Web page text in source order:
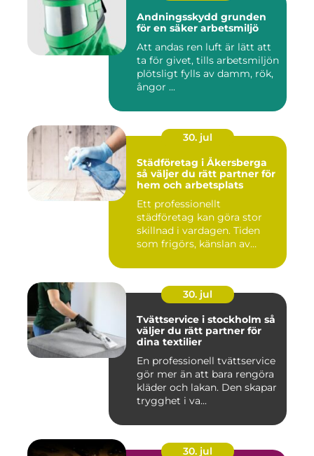
Andningsskydd grunden
för en säker arbetsmiljö
Att andas ren luft är lätt att
ta för givet, tills arbetsmiljön
plötsligt fylls av damm, rök,
ångor ...
30. jul
Städföretag i Åkersberga
så väljer du rätt partner för
hem och arbetsplats
Ett professionellt
städföretag kan göra stor
skillnad i vardagen. Tiden
som frigörs, känslan av
30. jul
Tvättservice i stockholm så
väljer du rätt partner för
dina textilier
En professionell tvättservice
gör mer än att bara rengöra
kläder och lakan. Den skapar
trygghet i va...
30. jul